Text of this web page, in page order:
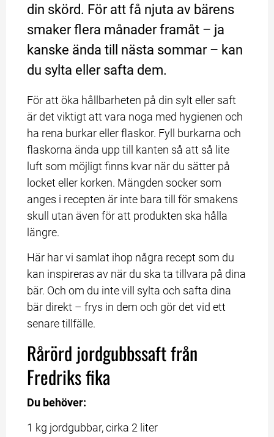
din skörd. För att få njuta av bärens
smaker flera månader framåt – ja
kanske ända till nästa sommar – kan
du sylta eller safta dem.
För att öka hållbarheten på din sylt eller saft
är det viktigt att vara noga med hygienen och
ha rena burkar eller flaskor. Fyll burkarna och
flaskorna ända upp till kanten så att så lite
luft som möjligt finns kvar när du sätter på
locket eller korken. Mängden socker som
anges i recepten är inte bara till för smakens
skull utan även för att produkten ska hålla
längre.
Här har vi samlat ihop några recept som du
kan inspireras av när du ska ta tillvara på dina
bär. Och om du inte vill sylta och safta dina
bär direkt – frys in dem och gör det vid ett
senare tillfälle.
Rårörd jordgubbssaft från
Fredriks fika
Du behöver:
1 kg jordgubbar, cirka 2 liter